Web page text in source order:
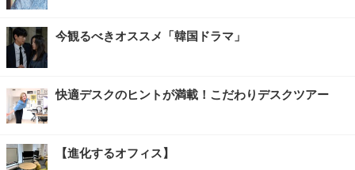
今観るべきオススメ「韓国ドラマ」
快適デスクのヒントが満載！こだわりデスクツアー
【進化するオフィス】